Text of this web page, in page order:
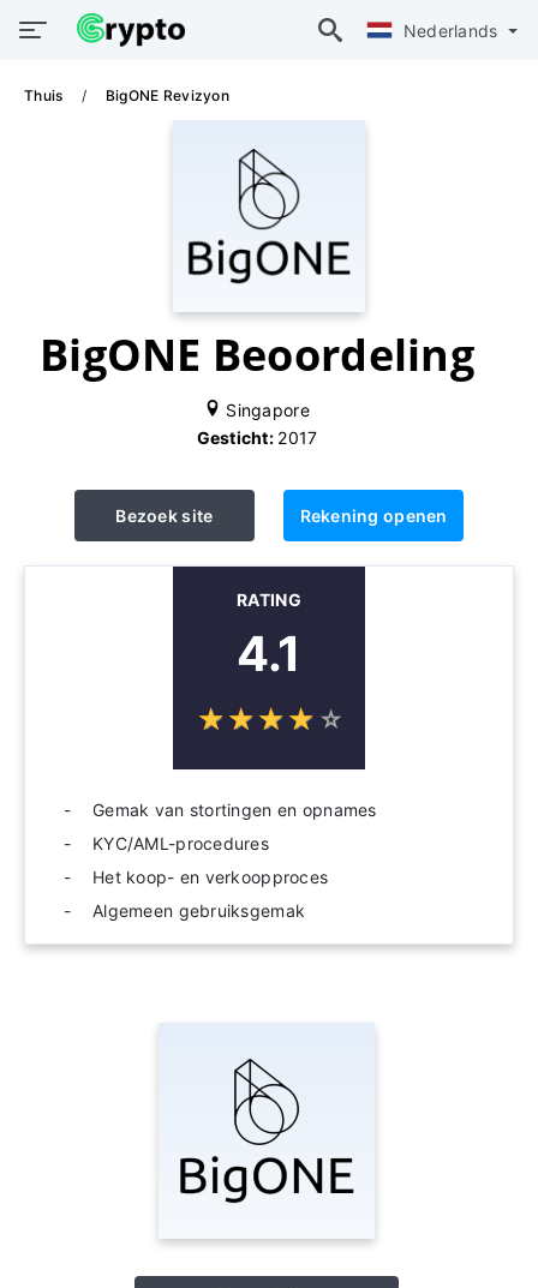
Nederlands
Thuis BigONE Revizyon
BigONE Beoordeling
Singapore
Gesticht: 2017
Bezoek site Rekening openen
RATING
4.1
☆☆☆☆ ☆
★★★★ ★
Gemak van stortingen en opnames
KYC/AML-procedures
Het koop- en verkoopproces
Algemeen gebruiksgemak